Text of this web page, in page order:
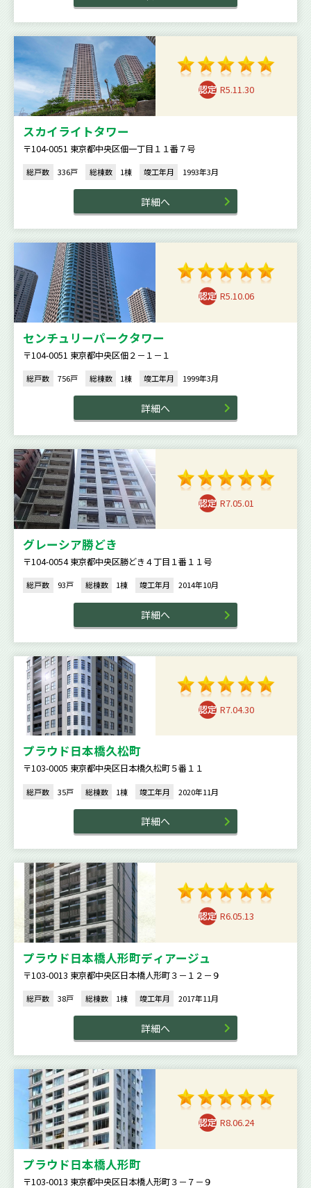
R5.11.30
スカイライトタワー
〒104-0051 東京都中央区佃一丁目１１番７号
総戸数 336戸 総棟数 1棟 竣工年月 1993年3月
詳細へ
R5.10.06
センチュリーパークタワー
〒104-0051 東京都中央区佃２－１－１
総戸数 756戸 総棟数 1棟 竣工年月 1999年3月
詳細へ
R7.05.01
グレーシア勝どき
〒104-0054 東京都中央区勝どき４丁目１番１１号
総戸数 93戸 総棟数 1棟 竣工年月 2014年10月
詳細へ
R7.04.30
プラウド日本橋久松町
〒103-0005 東京都中央区日本橋久松町５番１１
総戸数 35戸 総棟数 1棟 竣工年月 2020年11月
詳細へ
R6.05.13
プラウド日本橋人形町ディアージュ
〒103-0013 東京都中央区日本橋人形町３－１２－９
総戸数 38戸 総棟数 1棟 竣工年月 2017年11月
詳細へ
R8.06.24
プラウド日本橋人形町
〒103-0013 東京都中央区日本橋人形町３－７－９